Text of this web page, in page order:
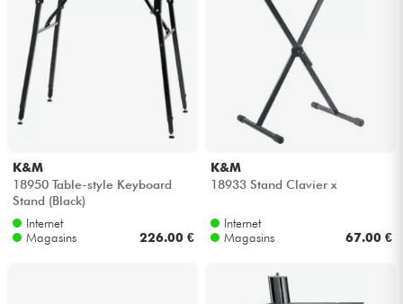
K&M
18950 Table-style Keyboard
Stand (Black)
Internet
Magasins
226.00 €
K&M
18933 Stand Clavier x
Internet
Magasins
67.00 €